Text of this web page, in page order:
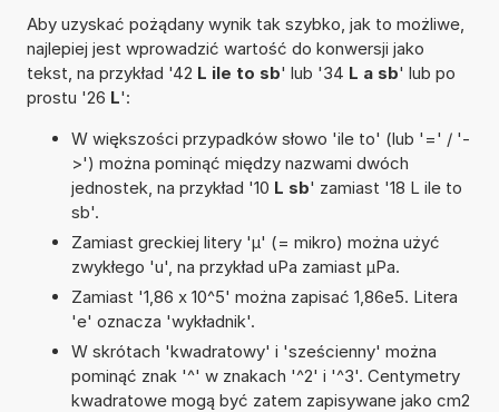
Aby uzyskać pożądany wynik tak szybko, jak to możliwe,
najlepiej jest wprowadzić wartość do konwersji jako
tekst, na przykład '42 L ile to sb' lub '34 L a sb' lub po
prostu '26 L':
W większości przypadków słowo 'ile to' (lub '=' / '-
>') można pominąć między nazwami dwóch
jednostek, na przykład '10 L sb' zamiast '18 L ile to
sb'.
Zamiast greckiej litery 'µ' (= mikro) można użyć
zwykłego 'u', na przykład uPa zamiast µPa.
Zamiast '1,86 x 10^5' można zapisać 1,86e5. Litera
'e' oznacza 'wykładnik'.
W skrótach 'kwadratowy' i 'sześcienny' można
pominąć znak '^' w znakach '^2' i '^3'. Centymetry
kwadratowe mogą być zatem zapisywane jako cm2